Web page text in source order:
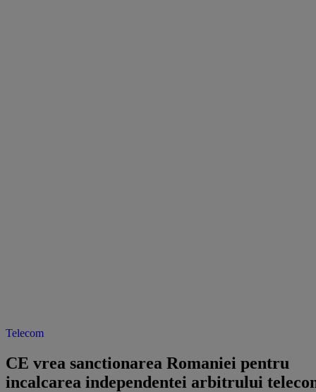
Telecom
CE vrea sanctionarea Romaniei pentru
incalcarea independentei arbitrului